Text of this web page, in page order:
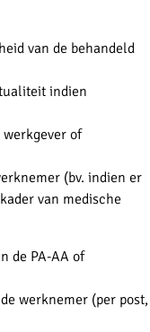
van de behandeld
indien
of
(bv. indien er
van medische
de PA-AA of
werknemer (per post,